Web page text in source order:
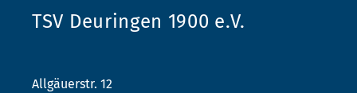
TSV Deuringen 1900 e.V.
Allgäuerstr. 12